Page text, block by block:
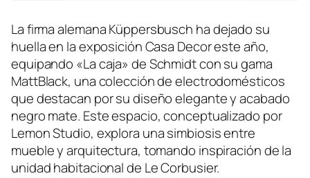
en
(Twitter) en en en en
La firma alemana Küppersbusch ha dejado su
huella en la exposición Casa Decor este año,
equipando «La caja» de Schmidt con su gama
MattBlack, una colección de electrodomésticos
que destacan por su diseño elegante y acabado
negro mate. Este espacio, conceptualizado por
Lemon Studio, explora una simbiosis entre
mueble y arquitectura, tomando inspiración de la
unidad habitacional de Le Corbusier.